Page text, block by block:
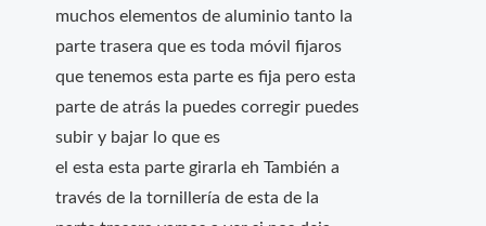
muchos elementos de aluminio tanto la
parte trasera que es toda móvil fijaros
que tenemos esta parte es fija pero esta
parte de atrás la puedes corregir puedes
subir y bajar lo que es
el esta esta parte girarla eh También a
través de la tornillería de esta de la